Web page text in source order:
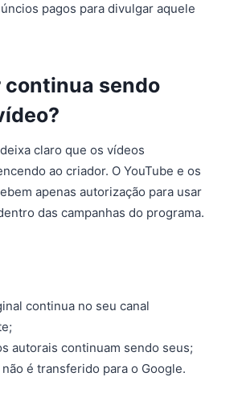
pagos para divulgar aquele
continua sendo
claro que os vídeos
ao criador. O YouTube e os
apenas autorização para usar
das campanhas do programa.
continua no seu canal
autorais continuam sendo seus;
é transferido para o Google.